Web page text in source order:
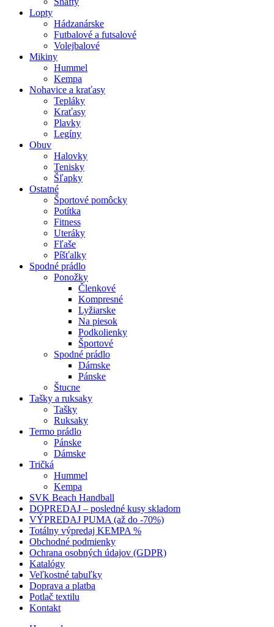
Lopty
Hádzanárske
Futbalové a futsalové
Volejbalové
Mikiny
Hummel
Kempa
Nohavice a kraťasy
Tepláky
Kraťasy
Plavky
Legíny
Obuv
Halovky
Tenisky
Šľapky
Ostatné
Športové pomôcky
Potítka
Fitness
Uteráky
Fľaše
Píšťalky
Spodné prádlo
Ponožky
Členkové
Kompresné
Lyžiarske
Na piesok
Podkolienky
Športové
Spodné prádlo
Dámske
Pánske
Štucne
Tašky a ruksaky
Tašky
Ruksaky
Termo prádlo
Pánske
Dámske
Tričká
Hummel
Kempa
SVK Beach Handball
DOPREDAJ – posledné kusy skladom
VÝPREDAJ PUMA (až do -70%)
Totálny výpredaj KEMPA %
Obchodné podmienky
Ochrana osobných údajov (GDPR)
Katalógy
Veľkostné tabuľky
Doprava a platba
Potlač textilu
Kontakt